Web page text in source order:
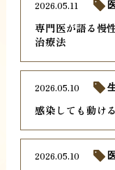
専門医が語る慢
治療法
2026.05.11
感染しても動け
2026.05.10
2026.05.10